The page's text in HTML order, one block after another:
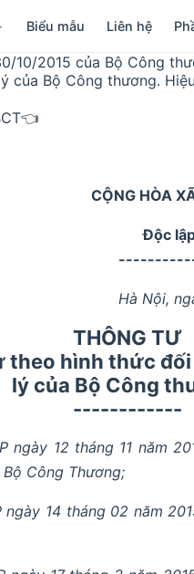
Biểu mẫu Liên hệ
10/2015 của Bộ Công
của Bộ Công thương.
CỘNG HÒA
Độc
Hà Nội,
THÔNG TƯ
theo hình thức
lý của Bộ Công
------------
12 tháng 11 năm
Công Thương;
14 tháng 02 năm